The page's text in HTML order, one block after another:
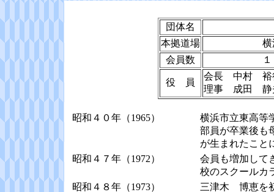
団体名
本拠道場
横
会員数
役 員
会長 中村 裕
理事 成田
昭和４０年（1965）
横浜市立東高等
部員が卒業後も
が生まれたこと
昭和４７年（1972）
会員も増加して
校のスクールカ
昭和４８年（1973）
三津木 博恵を